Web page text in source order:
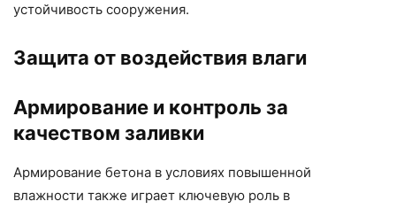
устойчивость сооружения.
Защита от воздействия влаги
Армирование и контроль за
качеством заливки
Армирование бетона в условиях повышенной
влажности также играет ключевую роль в